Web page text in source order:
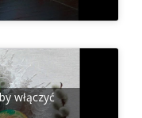
włączyć